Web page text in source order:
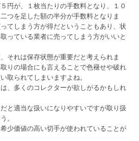
円が、１枚当たりの手数料となり、１０
つを足した額の半分が手数料となりま
てしまう方が得だということもあり、状
っている業者に売ってしまう方がいいと
それは保存状態が重要だと考えられま
りの場合にも言えることで色褪せや破れ
取られてしまいますよね。
、多くのコレクターが欲しがるかもしれ
と適当な扱いになりやすいですが取り扱
。
少価値の高い切手が使われていることが